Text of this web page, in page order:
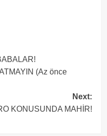
(Az önce
Next:
KONUSUNDA MAHİR!